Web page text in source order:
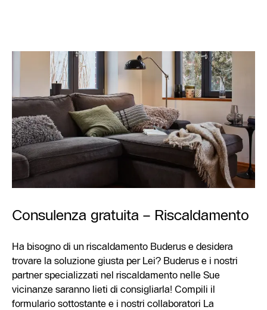
Consulenza gratuita – Riscaldamento
Ha bisogno di un riscaldamento Buderus e desidera
trovare la soluzione giusta per Lei? Buderus e i nostri
partner specializzati nel riscaldamento nelle Sue
vicinanze saranno lieti di consigliarla! Compili il
formulario sottostante e i nostri collaboratori La